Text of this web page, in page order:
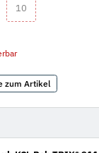
1010
zum Artikel